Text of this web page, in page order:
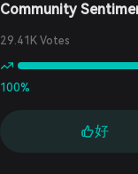
Community
29.41K Votes
100%
好